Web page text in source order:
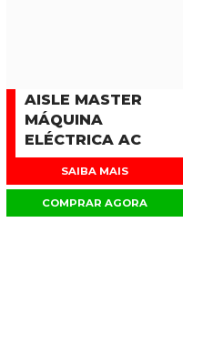
AISLE MASTER
MÁQUINA
ELÉCTRICA AC
SAIBA MAIS
COMPRAR AGORA